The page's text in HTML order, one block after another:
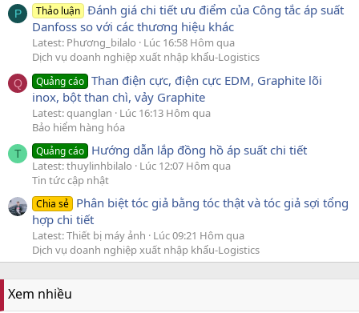
P Thảo luận Đánh giá chi tiết ưu điểm của Công tắc áp suất
Danfoss so với các thương hiệu khác
Latest: Phương_bilalo
Lúc 16:58 Hôm qua
Dịch vụ doanh nghiệp xuất nhập khẩu-Logistics
Q Quảng cáo Than điện cực, điện cực EDM, Graphite lõi
inox, bột than chì, vảy Graphite
Latest: quanglan
Lúc 16:13 Hôm qua
Bảo hiểm hàng hóa
T Quảng cáo Hướng dẫn lắp đồng hồ áp suất chi tiết
Latest: thuylinhbilalo
Lúc 12:07 Hôm qua
Tin tức cập nhật
Chia sẻ Phân biệt tóc giả bằng tóc thật và tóc giả sợi tổng
hợp chi tiết
Latest: Thiết bị máy ảnh
Lúc 09:21 Hôm qua
Dịch vụ doanh nghiệp xuất nhập khẩu-Logistics
Xem nhiều